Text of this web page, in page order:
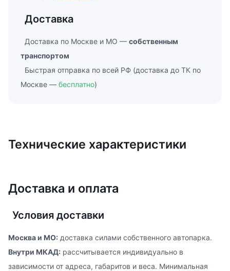
Доставка
Доставка по Москве и МО — собственным
транспортом
Быстрая отправка по всей РФ (доставка до ТК по
Москве — бесплатно)
Технические характеристики
Доставка и оплата
Условия доставки
Москва и МО: доставка силами собственного автопарка.
Внутри МКАД: рассчитывается индивидуально в
зависимости от адреса, габаритов и веса. Минимальная